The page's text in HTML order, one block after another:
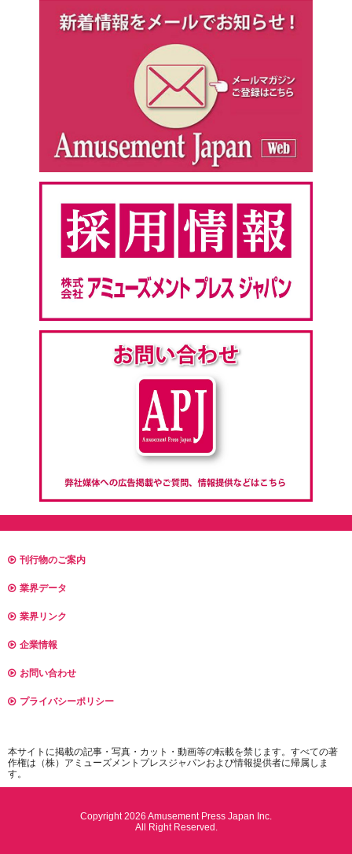
刊行物のご案内
業界データ
業界リンク
企業情報
お問い合わせ
プライバシーポリシー
本サイトに掲載の記事・写真・カット・動画等の転載を禁じます。すべての著
作権は（株）アミューズメントプレスジャパンおよび情報提供者に帰属しま
す。
Copyright 2026 Amusement Press Japan Inc.
All Right Reserved.